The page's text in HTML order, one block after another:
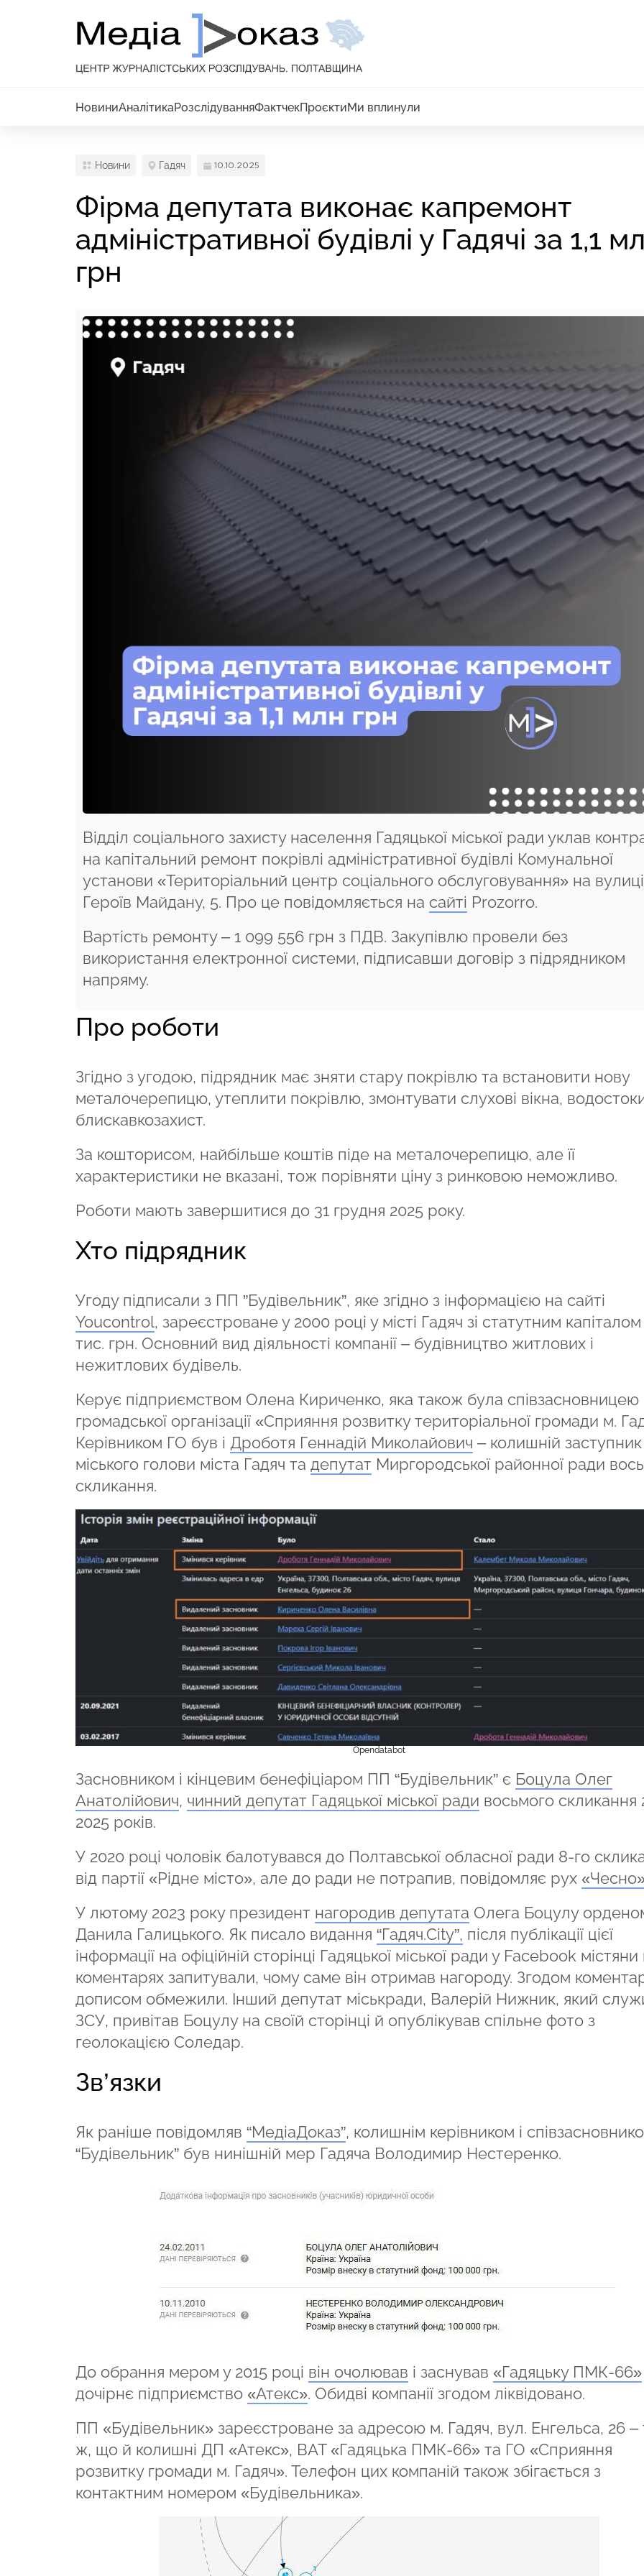
НовиниАналітикаРозслідуванняФактчекПроєктиМи вплинули
Новини Гадяч 10.10.2025
Фірма депутата виконає капремонт
адміністративної будівлі у Гадячі за 1,1
грн
Відділ соціального захисту населення Гадяцької міської ради уклав
на капітальний ремонт покрівлі адміністративної будівлі Комунальної
установи «Територіальний центр соціального обслуговування» на вулиці
Героїв Майдану, 5. Про це повідомляється на сайті Prozorro.
Вартість ремонту – 1 099 556 грн з ПДВ. Закупівлю провели без
використання електронної системи, підписавши договір з підрядником
напряму.
Про роботи
Згідно з угодою, підрядник має зняти стару покрівлю та встановити нову
металочерепицю, утеплити покрівлю, змонтувати слухові вікна,
блискавкозахист.
За кошторисом, найбільше коштів піде на металочерепицю, але її
характеристики не вказані, тож порівняти ціну з ринковою неможливо.
Роботи мають завершитися до 31 грудня 2025 року.
Хто підрядник
Угоду підписали з ПП ”Будівельник”, яке згідно з інформацією на сайті
Youcontrol, зареєстроване у 2000 році у місті Гадяч зі статутним
тис. грн. Основний вид діяльності компанії – будівництво житлових і
нежитлових будівель.
Керує підприємством Олена Кириченко, яка також була співзасновницею
громадської організації «Сприяння розвитку територіальної громади м.
Керівником ГО був і Дроботя Геннадій Миколайович – колишній заступник
міського голови міста Гадяч та депутат Миргородської районної ради
скликання.
Opendatabot
Засновником і кінцевим бенефіціаром ПП “Будівельник” є Боцула Олег
Анатолійович, чинний депутат Гадяцької міської ради восьмого скликання
2025 років.
У 2020 році чоловік балотувався до Полтавської обласної ради 8-го
від партії «Рідне місто», але до ради не потрапив, повідомляє рух
У лютому 2023 року президент нагородив депутата Олега Боцулу
Данила Галицького. Як писало видання “Гадяч.City”, після публікації цієї
інформації на офіційній сторінці Гадяцької міської ради у Facebook містяни
коментарях запитували, чому саме він отримав нагороду. Згодом
дописом обмежили. Інший депутат міськради, Валерій Нижник, який
ЗСУ, привітав Боцулу на своїй сторінці й опублікував спільне фото з
геолокацією Соледар.
Зв’язки
Як раніше повідомляв “МедіаДоказ”, колишнім керівником і
“Будівельник” був нинішній мер Гадяча Володимир Нестеренко.
До обрання мером у 2015 році він очолював і заснував «Гадяцьку ПМК-66»
дочірнє підприємство «Атекс». Обидві компанії згодом ліквідовано.
ПП «Будівельник» зареєстроване за адресою м. Гадяч, вул. Енгельса, 26 –
ж, що й колишні ДП «Атекс», ВАТ «Гадяцька ПМК-66» та ГО «Сприяння
розвитку громади м. Гадяч». Телефон цих компаній також збігається з
контактним номером «Будівельника».